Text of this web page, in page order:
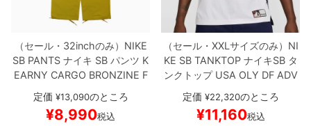
（セール・32inchのみ） NIKE
SB PANTS ナイキ SB パンツ K
EARNY CARGO BRONZINE F
Q0495-716
ケボー
定価 ¥13,090のところ
¥8,990税込
（セール・XXLサイズのみ） NI
KE SB TANKTOPナイキSBタ
ンクトップUSA OLY DF ADV
JSY TANK
スケートボード スケボー
【キャンセル/返品/交換不可商
定価 ¥22,320のところ
¥11,160税込